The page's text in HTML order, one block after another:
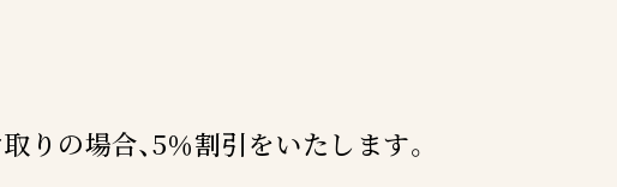
りの場合、5％割引をいたします。